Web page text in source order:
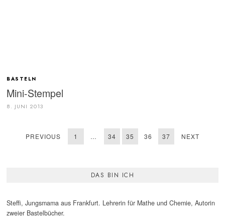
BASTELN
Mini-Stempel
8. JUNI 2013
PREVIOUS 1 … 34 35 36 37 NEXT
DAS BIN ICH
Steffi, Jungsmama aus Frankfurt. Lehrerin für Mathe und Chemie, Autorin
zweier Bastelbücher.